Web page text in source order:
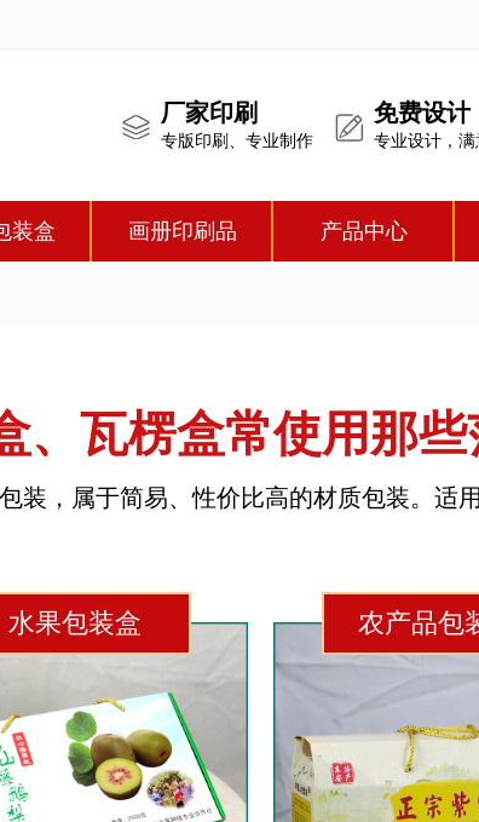
厂家印刷
专版印刷、专业制作
免费设计
专业设计，满
装盒 画册印刷品 产品中心
、瓦楞盒常使用那些
装 ，属于简易、性价比高的材质包装。适
水果包装盒 农产品包